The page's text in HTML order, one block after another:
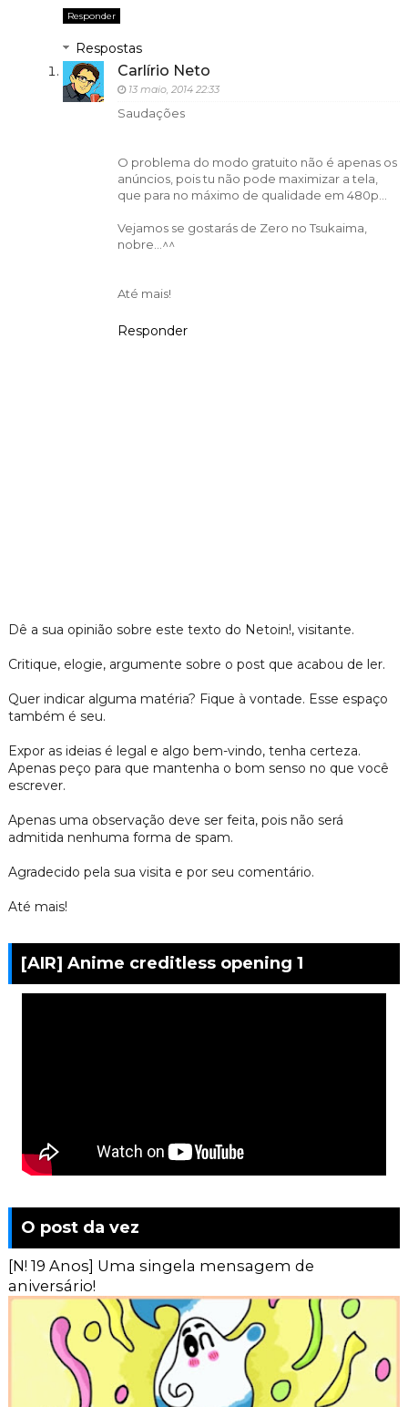
Responder
Respostas
Carlírio Neto
13 maio, 2014 22:33
Saudações
O problema do modo gratuito não é apenas os
anúncios, pois tu não pode maximizar a tela,
que para no máximo de qualidade em 480p...
Vejamos se gostarás de Zero no Tsukaima,
nobre...^^
Até mais!
Responder
Dê a sua opinião sobre este texto do Netoin!, visitante.
Critique, elogie, argumente sobre o post que acabou de ler.
Quer indicar alguma matéria? Fique à vontade. Esse espaço
também é seu.
Expor as ideias é legal e algo bem-vindo, tenha certeza.
Apenas peço para que mantenha o bom senso no que você
escrever.
Apenas uma observação deve ser feita, pois não será
admitida nenhuma forma de spam.
Agradecido pela sua visita e por seu comentário.
Até mais!
[AIR] Anime creditless opening 1
O post da vez
[N! 19 Anos] Uma singela mensagem de
aniversário!